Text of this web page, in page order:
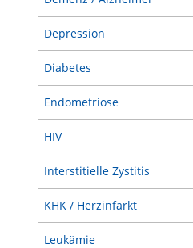
Depression
Diabetes
Endometriose
HIV
Interstitielle Zystitis
KHK / Herzinfarkt
Leukämie